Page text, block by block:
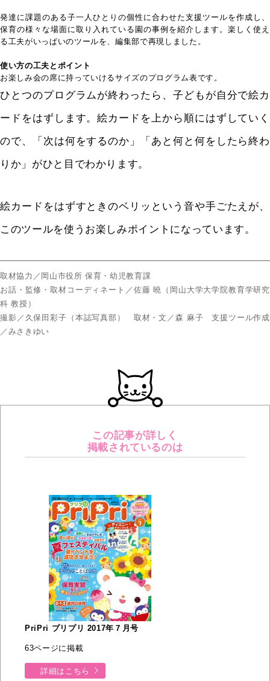
発達に課題のある子一人ひとりの個性に合わせた支援ツールを作成し、
保育の様々な場面に取り入れている園の事例を紹介します。楽しく使え
る工夫がいっぱいのツールを、編集部で再現しました。
使い方の工夫とポイント
お楽しみ会の席に持っていけるサイズのプログラム表です。
ひとつのプログラムが終わったら、子どもが自分で絵カ
ードをはずします。絵カードを上から順にはずしていく
ので、「次は何をするのか」「あと何と何をしたら終わ
りか」がひと目でわかります。
絵カードをはずすときのベリッという音や手ごたえが、
このツールを使うお楽しみポイントになっています。
取材協力／岡山市役所 保育・幼児教育課
お話・監修・取材コーディネート／佐藤 曉（岡山大学大学院教育学研究
科 教授）
撮影／久保田彩子（本誌写真部） 取材・文／森 麻子 支援ツール作成
／みさきゆい
この記事が詳しく
掲載されているのは
PriPri プリプリ 2017年７月号
63ページに掲載
詳細はこちら